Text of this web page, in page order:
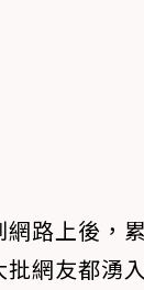
網路上後，
網友都湧